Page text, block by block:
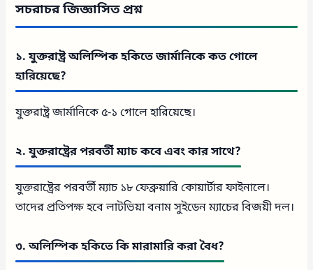
সচরাচর জিজ্ঞাসিত প্রশ্ন
১. যুক্তরাষ্ট্র অলিম্পিক হকিতে জার্মানিকে কত গোলে
হারিয়েছে?
যুক্তরাষ্ট্র জার্মানিকে ৫-১ গোলে হারিয়েছে।
২. যুক্তরাষ্ট্রের পরবর্তী ম্যাচ কবে এবং কার সাথে?
যুক্তরাষ্ট্রের পরবর্তী ম্যাচ ১৮ ফেব্রুয়ারি কোয়ার্টার ফাইনালে।
তাদের প্রতিপক্ষ হবে লাটভিয়া বনাম সুইডেন ম্যাচের বিজয়ী দল।
৩. অলিম্পিক হকিতে কি মারামারি করা বৈধ?